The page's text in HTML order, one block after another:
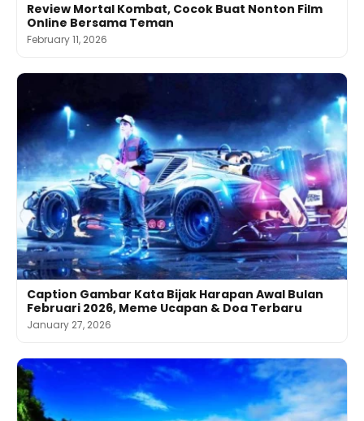
Review Mortal Kombat, Cocok Buat Nonton Film
Online Bersama Teman
February 11, 2026
Caption Gambar Kata Bijak Harapan Awal Bulan
Februari 2026, Meme Ucapan & Doa Terbaru
January 27, 2026